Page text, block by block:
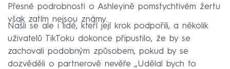
Přesné podrobnosti o Ashleyině pomstychtivém žertu
však zatím nejsou známy.
Našli se ale i lidé, kteří její krok podpořili, a několik
uživatelů TikToku dokonce připustilo, že by se
zachovali podobným způsobem, pokud by se
dozvěděli o partnerově nevěře „Udělal bych to